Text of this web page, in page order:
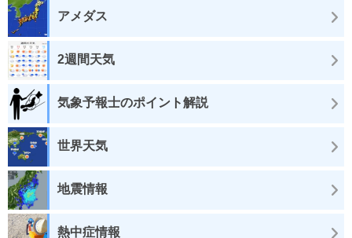
アメダス
2週間天気
気象予報士のポイント解説
世界天気
地震情報
熱中症情報